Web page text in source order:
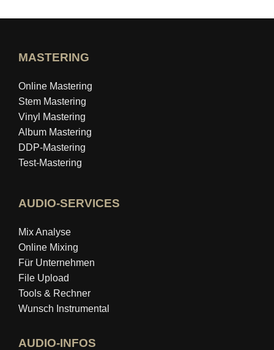
MASTERING
Online Mastering
Stem Mastering
Vinyl Mastering
Album Mastering
DDP-Mastering
Test-Mastering
AUDIO-SERVICES
Mix Analyse
Online Mixing
Für Unternehmen
File Upload
Tools & Rechner
Wunsch Instrumental
AUDIO-INFOS